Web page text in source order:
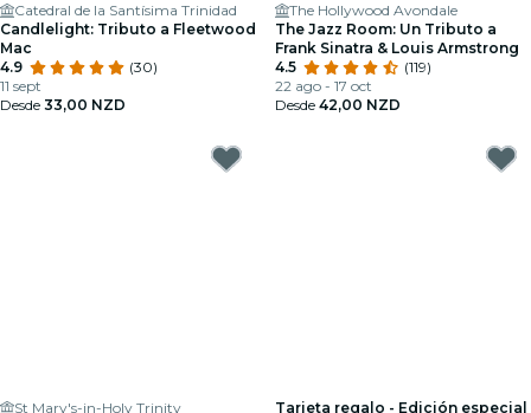
Catedral de la Santísima Trinidad
Candlelight: Tributo a Fleetwood
Mac
4.9
(30)
11 sept
Desde 33,00 NZD
The Hollywood Avondale
The Jazz Room: Un Tributo a
Frank Sinatra & Louis Armstrong
4.5
(119)
22 ago - 17 oct
Desde 42,00 NZD
St Mary's-in-Holy Trinity Tarjeta regalo - Edición especial